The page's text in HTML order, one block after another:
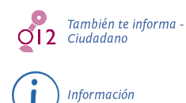
También te informa -
Ciudadano
Información